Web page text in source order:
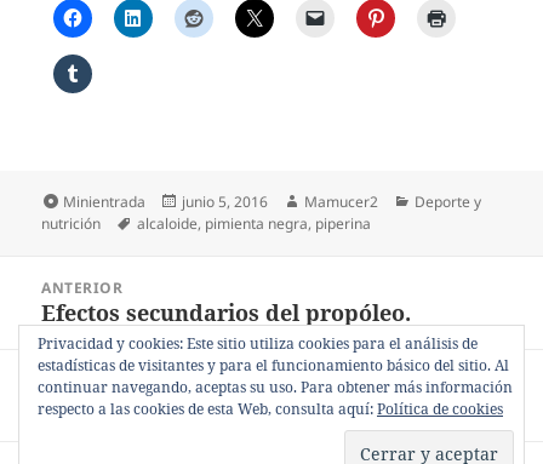
Formato
Minientrada
Publicado
el
junio 5, 2016 Autor
Mamucer2 Categorías
Deporte y
nutrición
Etiquetas
alcaloide, pimienta negra, piperina
entradas
ANTERIOR
Entrada
anterior:
Efectos secundarios del propóleo.
SIGUIENTE
Entrada
¿Para qué se usa la piperina?
Privacidad y cookies: Este sitio utiliza cookies para el análisis de
estadísticas de visitantes y para el funcionamiento básico del sitio. Al
continuar navegando, aceptas su uso. Para obtener más información
respecto a las cookies de esta Web, consulta aquí:Política de cookies